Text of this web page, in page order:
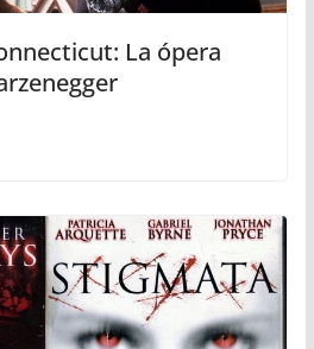
La ópera